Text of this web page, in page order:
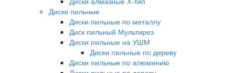
Диски пильные
Диски пильные по металлу
Диск пильный Мультирез
Диски пильные на УШМ
Диски пильные по дереву
Диски пильные по алюминию